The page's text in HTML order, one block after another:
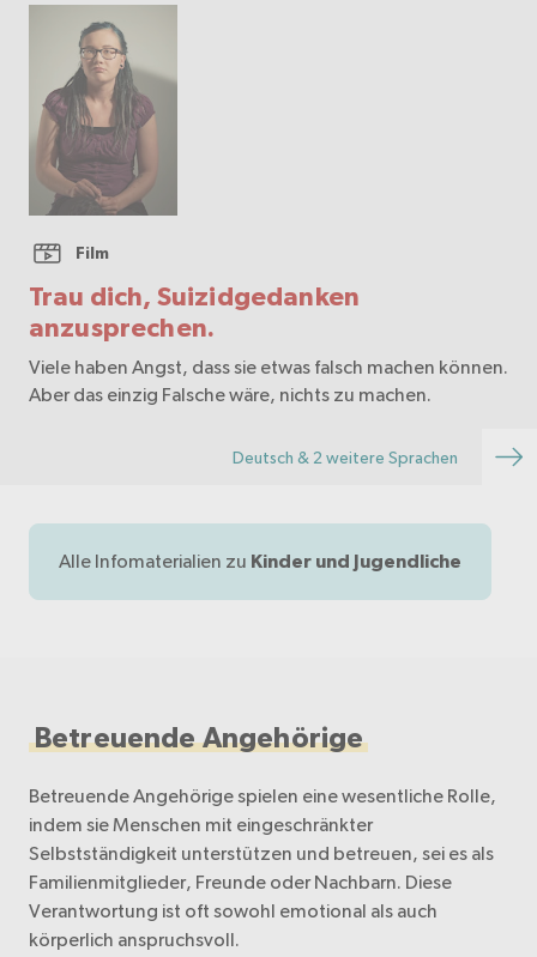
Trau dich, Suizidgedanken
anzusprechen.
Film
Viele haben Angst, dass sie etwas falsch machen können.
Aber das einzig Falsche wäre, nichts zu machen.
Deutsch & 2 weitere Sprachen
Alle Infomaterialien zu Kinder und Jugendliche
Betreuende Angehörige
Betreuende Angehörige spielen eine wesentliche Rolle,
indem sie Menschen mit eingeschränkter
Selbstständigkeit unterstützen und betreuen, sei es als
Familienmitglieder, Freunde oder Nachbarn. Diese
Verantwortung ist oft sowohl emotional als auch
körperlich anspruchsvoll.